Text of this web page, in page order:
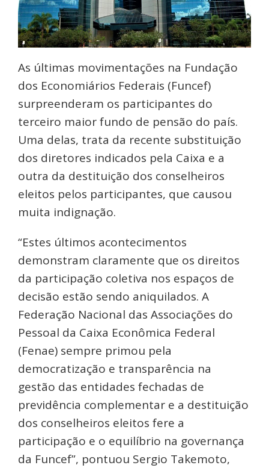
As últimas movimentações na Fundação
dos Economiários Federais (Funcef)
surpreenderam os participantes do
terceiro maior fundo de pensão do país.
Uma delas, trata da recente substituição
dos diretores indicados pela Caixa e a
outra da destituição dos conselheiros
eleitos pelos participantes, que causou
muita indignação.
“Estes últimos acontecimentos
demonstram claramente que os direitos
da participação coletiva nos espaços de
decisão estão sendo aniquilados. A
Federação Nacional das Associações do
Pessoal da Caixa Econômica Federal
(Fenae) sempre primou pela
democratização e transparência na
gestão das entidades fechadas de
previdência complementar e a destituição
dos conselheiros eleitos fere a
participação e o equilíbrio na governança
da Funcef”, pontuou Sergio Takemoto,